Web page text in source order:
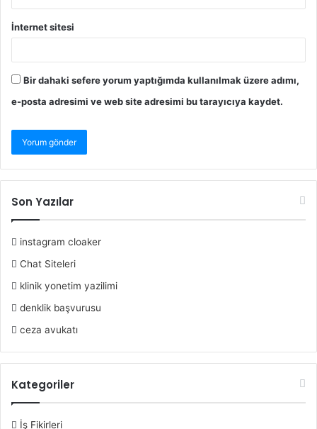
İnternet sitesi
Bir dahaki sefere yorum yaptığımda kullanılmak üzere adımı,
e-posta adresimi ve web site adresimi bu tarayıcıya kaydet.
Son Yazılar
instagram cloaker
Chat Siteleri
klinik yonetim yazilimi
denklik başvurusu
ceza avukatı
Kategoriler
İş Fikirleri